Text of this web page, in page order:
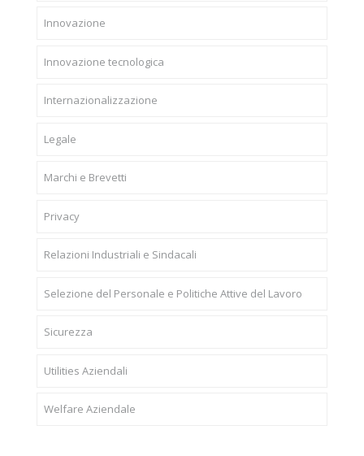
Innovazione
Innovazione tecnologica
Internazionalizzazione
Legale
Marchi e Brevetti
Privacy
Relazioni Industriali e Sindacali
Selezione del Personale e Politiche Attive del Lavoro
Sicurezza
Utilities Aziendali
Welfare Aziendale